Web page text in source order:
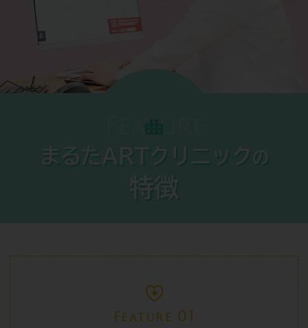
まるたARTクリニック の
特徴
Feature
Feature 01